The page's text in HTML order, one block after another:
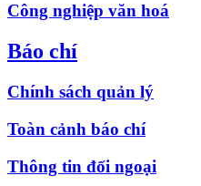
Công nghiệp văn hoá
Báo chí
Chính sách quản lý
Toàn cảnh báo chí
Thông tin đối ngoại